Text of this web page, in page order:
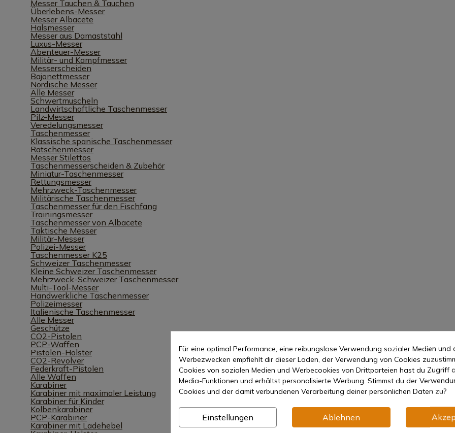
Messer Tauchen & Tauchen
Überlebens-Messer
Messer Albacete
Halsmesser
Messer aus Damaststahl
Luxus-Messer
Abenteuer-Messer
Militär- und Kampfmesser
Messerscheiden
Bajonettmesser
Nordische Messer
Alle Messer
Schwertmuscheln
Landwirtschaftliche Taschenmesser
Pilz-Messer
Veredelungsmesser
Taschenmesser
Klassische spanische Taschenmesser
Ratschenmesser
Messer Stilettos
Taschenmesserscheiden & Zubehör
Miniatur-Taschenmesser
Rettungsmesser
Mehrzweck-Taschenmesser
Militärische Taschenmesser
Taschenmesser für den Fischfang
Trainingsmesser
Taschenmesser von Albacete
Taktische Messer
Militär-Messer
Polizei-Messer
Taschenmesser K25
Schweizer Taschenmesser
Kleine Schweizer Taschenmesser
Mehrzweck-Schweizer Taschenmesser
Multi-Tool-Messer
Handwerkliche Taschenmesser
Polizeimesser
Italienische Taschenmesser
Alle Messer
Geschütze
CO2-Pistolen
PCP-Waffen
Pistolen-Holster
CO2-Revolver
Federkraft-Pistolen
Alle Waffen
Karabiner
Karabiner mit maximaler Leistung
Karabiner für Kinder
Kolbenkarabiner
PCP-Karabiner
Karabiner mit Ladehebel
Für eine optimal Performance, eine reibungslose Verwendung sozialer Medien und
Werbezwecken empfiehlt dir dieser Laden, der Verwendung von Cookies
Cookies von sozialen Medien und Werbecookies von Drittparteien hast du Zugriff
Media-Funktionen und erhältst personalisierte Werbung. Stimmst du der
Cookies und der damit verbundenen Verarbeitung deiner persönlichen Daten zu?
Einstellungen Ablehnen